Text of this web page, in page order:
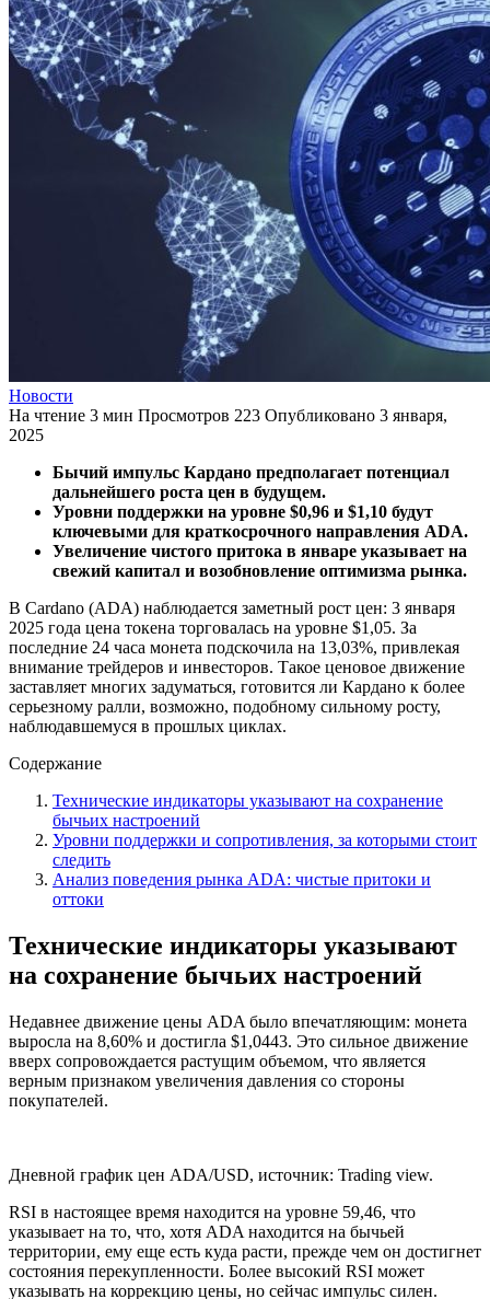
Новости
На чтение 3 мин Просмотров 223 Опубликовано 3 января,
2025
Бычий импульс Кардано предполагает потенциал
дальнейшего роста цен в будущем.
Уровни поддержки на уровне $0,96 и $1,10 будут
ключевыми для краткосрочного направления ADA.
Увеличение чистого притока в январе указывает на
свежий капитал и возобновление оптимизма рынка.
В Cardano (ADA) наблюдается заметный рост цен: 3 января
2025 года цена токена торговалась на уровне $1,05. За
последние 24 часа монета подскочила на 13,03%, привлекая
внимание трейдеров и инвесторов. Такое ценовое движение
заставляет многих задуматься, готовится ли Кардано к более
серьезному ралли, возможно, подобному сильному росту,
наблюдавшемуся в прошлых циклах.
Содержание
Технические индикаторы указывают на сохранение
бычьих настроений
Уровни поддержки и сопротивления, за которыми стоит
следить
Анализ поведения рынка ADA: чистые притоки и
оттоки
Технические индикаторы указывают
на сохранение бычьих настроений
Недавнее движение цены ADA было впечатляющим: монета
выросла на 8,60% и достигла $1,0443. Это сильное движение
вверх сопровождается растущим объемом, что является
верным признаком увеличения давления со стороны
покупателей.
Дневной график цен ADA/USD, источник: Trading view.
RSI в настоящее время находится на уровне 59,46, что
указывает на то, что, хотя ADA находится на бычьей
территории, ему еще есть куда расти, прежде чем он достигнет
состояния перекупленности. Более высокий RSI может
указывать на коррекцию цены, но сейчас импульс силен.